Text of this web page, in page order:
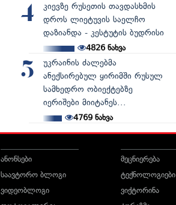
4
კიევზე რუსეთის თავდასხმის
დროს ლიეტუვის საელჩო
დაზიანდა - კესტუტის ბუდრისი
4826ნახვა
5
უკრაინის ძალებმა
ანექსირებულ ყირიმში რუსულ
სამხედრო ობიექტებზე
იერიშები მიიტანეს...
4769 ნახვა
ანონსები
საავტორო ბლოგი
ვიდეობლოგი
მეცნიერება
ტექნოლოგიები
ვიქტორინა